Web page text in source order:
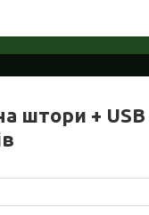
штори +